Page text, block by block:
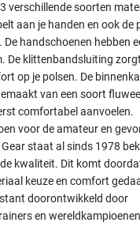
verschillende soorten
aan je handen en ook de
De handschoenen hebben
De klittenbandsluiting
op je polsen. De
van een soort
comfortabel aanvoelen.
voor de amateur en
staat al sinds 1978
kwaliteit. Dit komt
keuze en comfort
doorontwikkeld door
en